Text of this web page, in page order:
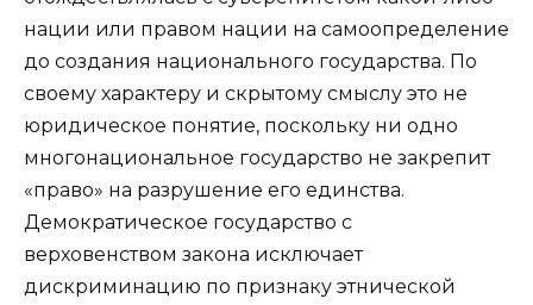
нации или правом нации на самоопределение
до создания национального государства. По
своему характеру и скрытому смыслу это не
юридическое понятие, поскольку ни одно
многонациональное государство не закрепит
«право» на разрушение его единства.
Демократическое государство с
верховенством закона исключает
дискриминацию по признаку этнической